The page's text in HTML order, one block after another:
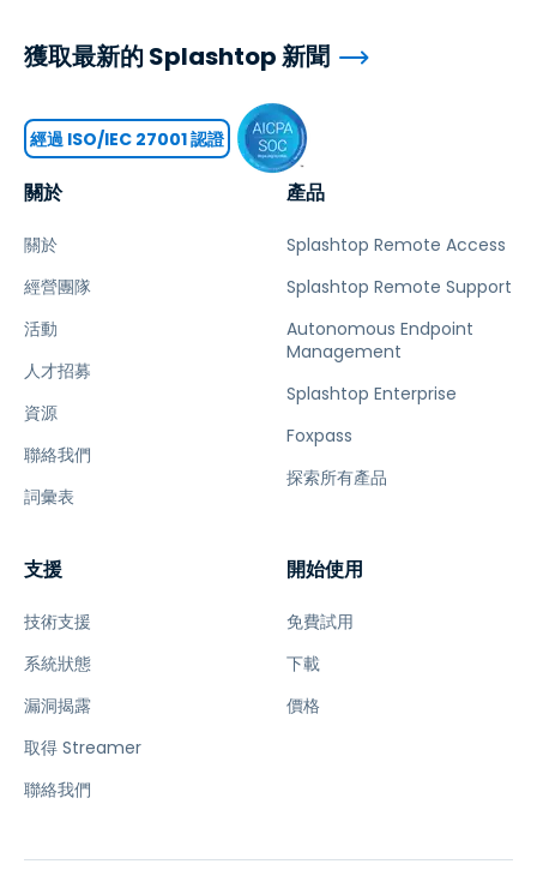
關於
關於
經營團隊
活動
人才招募
資源
聯絡我們
詞彙表
產品
Splashtop Remote Access
Splashtop Remote Support
Autonomous Endpoint
Management
Splashtop Enterprise
Foxpass
探索所有產品
支援
技術支援
系統狀態
漏洞揭露
取得 Streamer
聯絡我們
開始使用
免費試用
下載
價格
獲取最新的 Splashtop 新聞
經過 ISO/IEC 27001 認證